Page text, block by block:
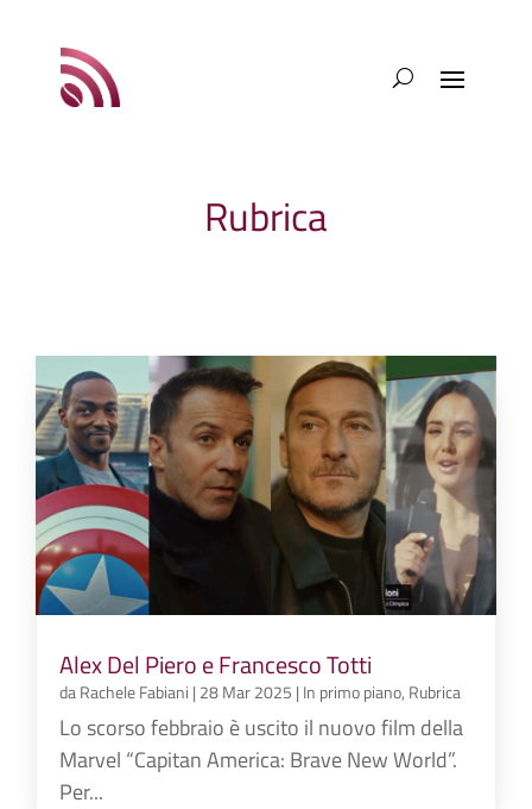
Rubrica
Alex Del Piero e Francesco Totti
daRachele Fabiani | 28 Mar 2025 | In primo piano, Rubrica
Lo scorso febbraio è uscito il nuovo film della
Marvel “Capitan America: Brave New World”.
Per...